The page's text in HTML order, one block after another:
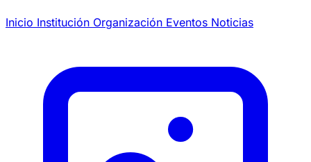
Inicio Institución Organización Eventos Noticias